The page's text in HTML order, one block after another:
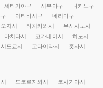
세타가야구 시부야구
나카노구
이타바시구
네리마구
지시 타치카와시
무사시노시
마치다시 코가네이시
히노시
도쿄시 고다이라시
훗사시
도코로자와시
코시가야시